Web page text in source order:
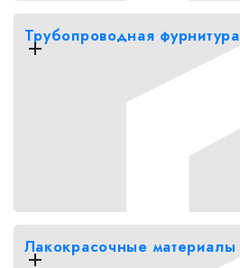
Трубопроводная фурнитура
Лакокрасочные материалы